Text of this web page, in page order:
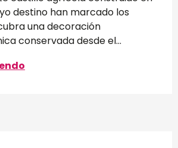
destino han marcado los
una decoración
conservada desde el...